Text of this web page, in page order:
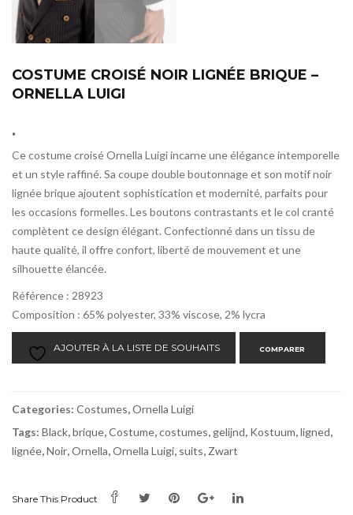
COSTUME CROISÉ NOIR LIGNÉE BRIQUE –
ORNELLA LUIGI
.
Ce costume croisé Ornella Luigi incarne une élégance intemporelle
et un style raffiné. Sa coupe double boutonnage et son motif noir
lignée brique ajoutent sophistication et modernité, parfaits pour
les occasions formelles. Les boutons contrastants et le col cranté
complètent ce design élégant. Confectionné dans un tissu de
haute qualité, il offre confort, liberté de mouvement et une
silhouette élancée.
Référence : 28923
Composition : 65% polyester, 33% viscose, 2% lycra
AJOUTER À LA LISTE DE SOUHAITS COMPARER
Categories: Costumes,Ornella Luigi
Tags: Black,brique,Costume,costumes, gelijnd, Kostuum,ligned,
lignée,Noir,Ornella,Ornella Luigi, suits, Zwart
Share This Product